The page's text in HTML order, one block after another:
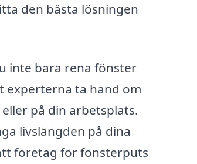
den bästa lösningen
inte bara rena fönster
experterna ta hand om
på din arbetsplats.
livslängden på dina
företag för fönsterputs